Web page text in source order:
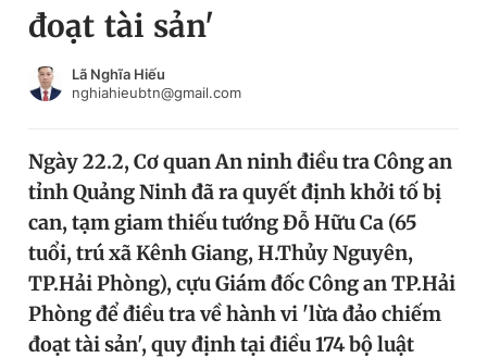
Chuyên mục khác
Chào ngày mới
Video Magazine
Sản phẩm khác
Tiện ích Bạn cần biết
Tin đã xem
Đăng xuất
đoạt tài sản'
Lã Nghĩa Hiếu
nghiahieubtn@gmail.com
Ngày 22.2, Cơ quan An ninh điều tra Công an
tỉnh Quảng Ninh đã ra quyết định khởi tố bị
can, tạm giam thiếu tướng Đỗ Hữu Ca (65
tuổi, trú xã Kênh Giang, H.Thủy Nguyên,
TP.Hải Phòng), cựu Giám đốc Công an TP.Hải
Phòng để điều tra về hành vi 'lừa đảo chiếm
đoạt tài sản', quy định tại điều 174 bộ luật